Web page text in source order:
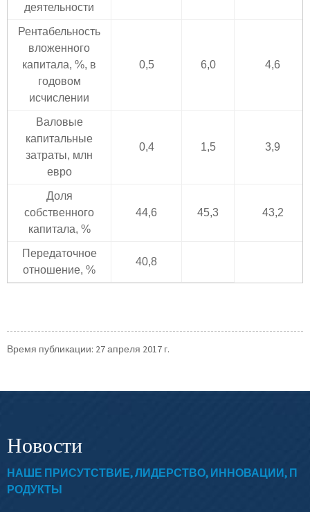
деятельности
Рентабельность
вложенного
капитала, %, в
годовом
исчислении
0,5 6,0 4,6
Валовые
капитальные
затраты, млн
евро
0,4 1,5 3,9
Доля
собственного
капитала, %
44,6 45,3 43,2
Передаточное
отношение, %
40,8
Время публикации: 27 апреля 2017 г.
Новости
НАШЕ ПРИСУТСТВИЕ, ЛИДЕРСТВО, ИННОВАЦИИ, П
РОДУКТЫ